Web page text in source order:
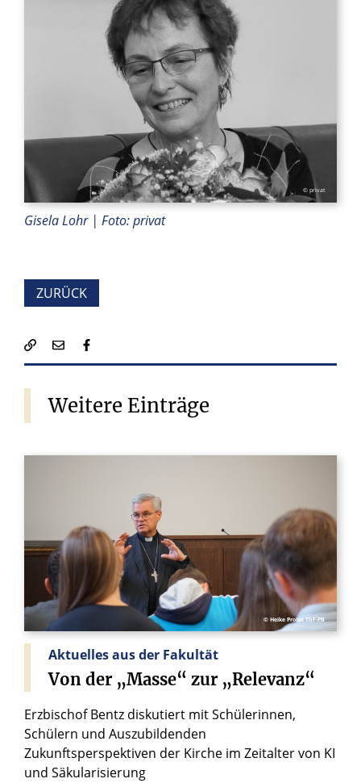
© privat
Gisela Lohr | Foto: privat
ZURÜCK
Weitere Einträge
© Heike Probst ThF-PB
Aktuelles aus der Fakultät
Von der „Masse“ zur „Relevanz“
Erzbischof Bentz diskutiert mit Schülerinnen,
Schülern und Auszubildenden
Zukunftsperspektiven der Kirche im Zeitalter von KI
und Säkularisierung